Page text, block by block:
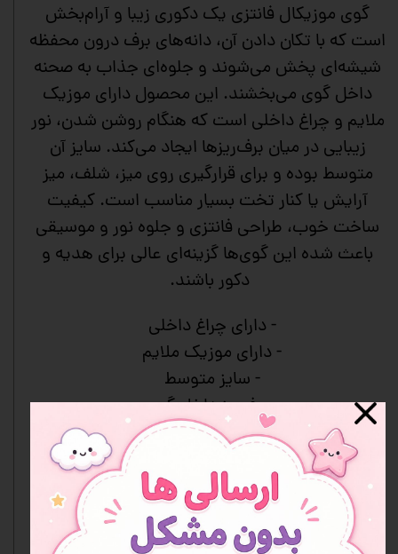
گوی موزیکال فانتزی یک دکوری زیبا و آرام‌بخش
است که با تکان دادن آن، دانه‌های برف درون محفظه
شیشه‌ای پخش می‌شوند و جلوه‌ای جذاب به صحنه
داخل گوی می‌بخشند. این محصول دارای موزیک
ملایم و چراغ داخلی است که هنگام روشن شدن، نور
زیبایی در میان برف‌ریزها ایجاد می‌کند. سایز آن
متوسط بوده و برای قرارگیری روی میز، شلف، میز
آرایش یا کنار تخت بسیار مناسب است. کیفیت
ساخت خوب، طراحی فانتزی و جلوه نور و موسیقی
باعث شده این گوی‌ها گزینه‌ای عالی برای هدیه و
دکور باشند.
- دارای چراغ داخلی
- دارای موزیک ملایم
- سایز متوسط
- برف‌ریز داخل گوی
- شیشه شفاف با کیفیت
- دکور زیبا و آرام‌بخش
- مناسب هدیه
- رنگ‌بندی متنوع
- جعبه دارد